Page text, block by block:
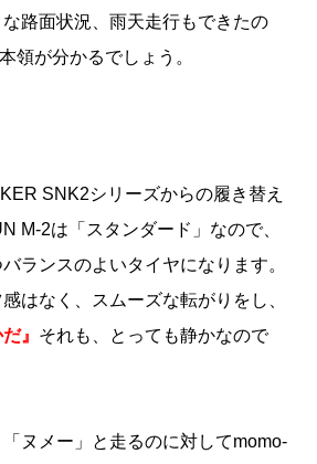
路面状況、雨天走行もできたの
領が分かるでしょう。
SNK2シリーズからの履き替え
M-2は「スタンダード」なので、
ランスのよいタイヤになります。
はなく、スムーズな転がりをし、
』 それも、とっても静かなので
ヌメー」と走るのに対してmomo-